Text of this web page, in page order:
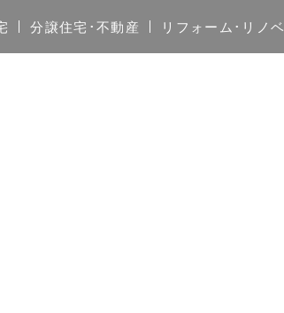
分譲住宅･不動産 リフォーム･リノベ